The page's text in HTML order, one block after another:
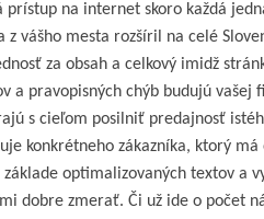
na internet skoro každá
vášho mesta rozšíril na celé
za obsah a celkový imidž
a pravopisných chýb budujú vašej
s cieľom posilniť predajnosť
konkrétneho zákazníka, ktorý má
optimalizovaných textov a
dobre zmerať. Či už ide o počet